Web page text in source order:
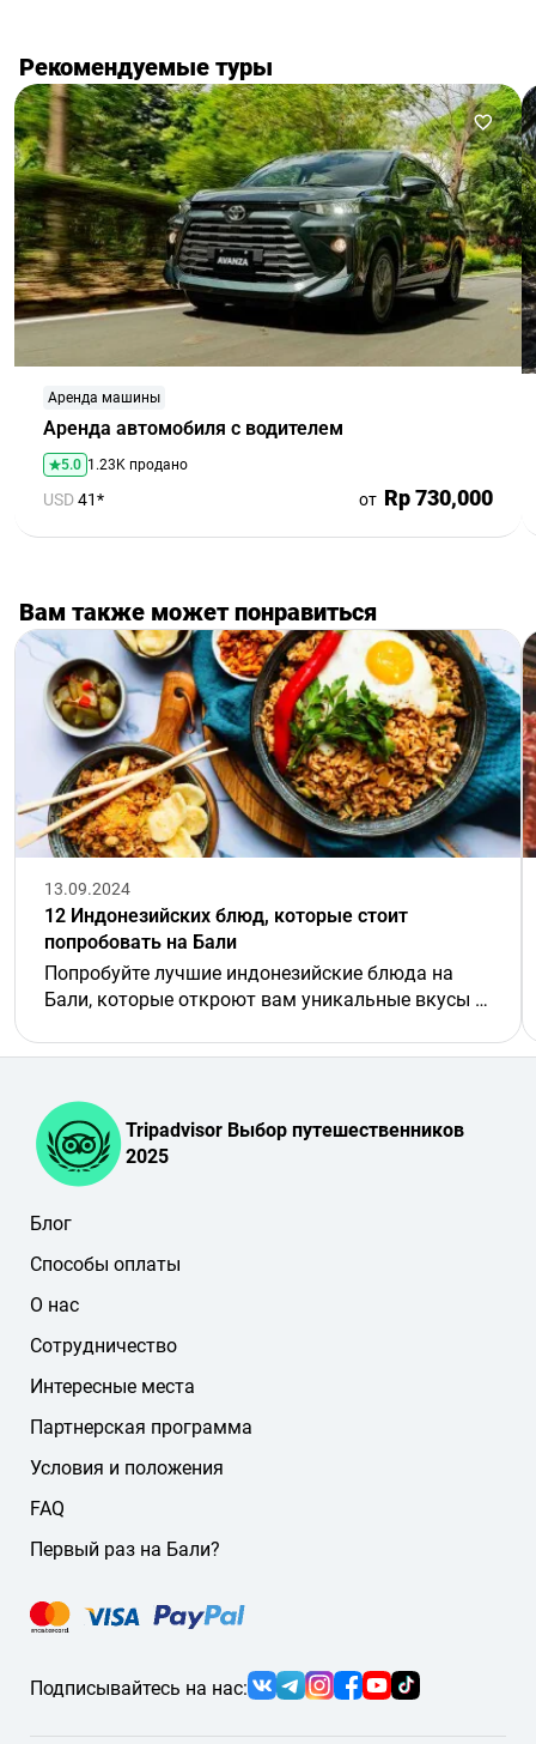
Рекомендуемые туры
Аренда автомобиля с водителем
Аренда машины
5.0 1.23K продано
USD41* от Rp 730,000
Вам также может понравиться
12 Индонезийских блюд, которые стоит
попробовать на Бали
13.09.2024
Попробуйте лучшие индонезийские блюда на
Бали, которые откроют вам уникальные вкусы и
Tripadvisor Выбор путешественников
2025
Подписывайтесь на нас:
Блог
Способы оплаты
О нас
Сотрудничество
Интересные места
Партнерская программа
Условия и положения
FAQ
Первый раз на Бали?